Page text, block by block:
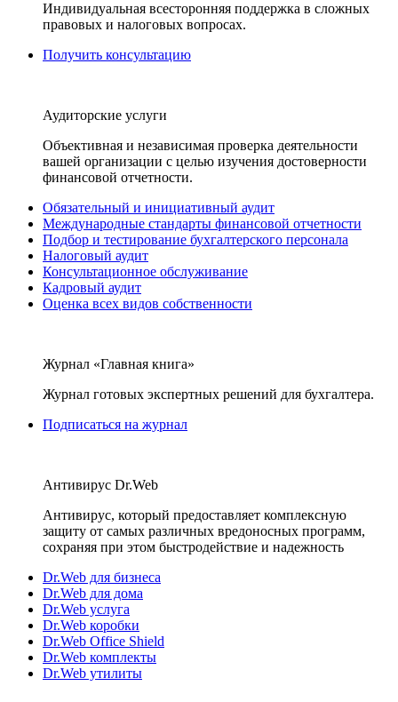
Индивидуальная всесторонняя поддержка в сложных
правовых и налоговых вопросах.
Получить консультацию
Аудиторские услуги
Объективная и независимая проверка деятельности
вашей организации с целью изучения достоверности
финансовой отчетности.
Обязательный и инициативный аудит
Международные стандарты финансовой отчетности
Подбор и тестирование бухгалтерского персонала
Налоговый аудит
Консультационное обслуживание
Кадровый аудит
Оценка всех видов собственности
Журнал «Главная книга»
Журнал готовых экспертных решений для бухгалтера.
Подписаться на журнал
Антивирус Dr.Web
Антивирус, который предоставляет комплексную
защиту от самых различных вредоносных программ,
сохраняя при этом быстродействие и надежность
Dr.Web для бизнеса
Dr.Web для дома
Dr.Web услуга
Dr.Web коробки
Dr.Web Office Shield
Dr.Web комплекты
Dr.Web утилиты